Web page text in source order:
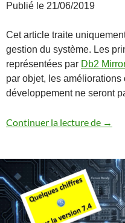
Publié le 21/06/2019
Cet article traite
gestion du système. Les
représentées par Db2
par objet, les
développement ne seront
Continuer la lecture de →